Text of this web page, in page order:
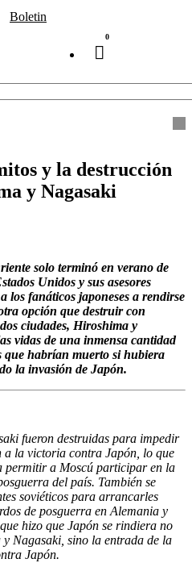
Boletin
0
y la destrucción
y Nagasaki
solo terminó en verano de
Unidos y sus asesores
los fanáticos japoneses a rendirse
opción que destruir con
ciudades, Hiroshima y
vidas de una inmensa cantidad
que habrían muerto si hubiera
la invasión de Japón.
fueron destruidas para impedir
a la victoria contra Japón, lo que
permitir a Moscú participar en la
del país. También se
tes soviéticos para arrancarles
de posguerra en Alemania y
hizo que Japón se rindiera no
Nagasaki, sino la entrada de la
Japón.